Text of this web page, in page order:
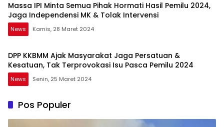
Massa IPI Minta Semua Pihak Hormati Hasil Pemilu 2024,
Jaga Independensi MK & Tolak Intervensi
News Kamis, 28 Maret 2024
DPP KKBMM Ajak Masyarakat Jaga Persatuan &
Kesatuan, Tak Terprovokasi Isu Pasca Pemilu 2024
News Senin, 25 Maret 2024
Pos Populer